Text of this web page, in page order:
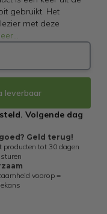
gebruikt. Het
met deze
...
leverbaar
Volgende dag
Geld terug!
producten tot 30 dagen
voorop =